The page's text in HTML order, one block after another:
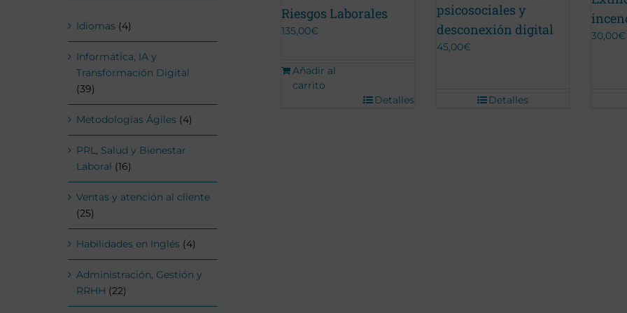
Riesgos Laborales
135,00€
Añadir al
carrito
Detalles
psicosociales y
desconexión digital
45,00€
Detalles
30,00€
Idiomas (4)
Informática, IA y
Transformación Digital
(39)
Metodologías Ágiles (4)
PRL, Salud y Bienestar
Laboral (16)
Ventas y atención al cliente
(25)
Habilidades en Inglés (4)
Administración, Gestión y
RRHH (22)